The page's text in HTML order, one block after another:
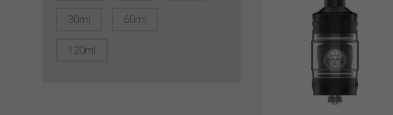
30ml 60ml
120ml